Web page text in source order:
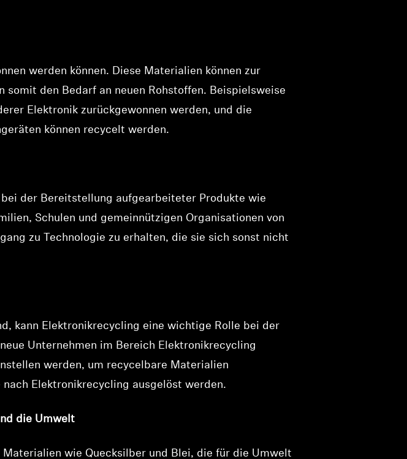
werden können. Diese Materialien können zur
den Bedarf an neuen Rohstoffen. Beispielsweise
Elektronik zurückgewonnen werden, und die
können recycelt werden.
der Bereitstellung aufgearbeiteter Produkte wie
Schulen und gemeinnützigen Organisationen von
zu Technologie zu erhalten, die sie sich sonst nicht
kann Elektronikrecycling eine wichtige Rolle bei der
Unternehmen im Bereich Elektronikrecycling
werden, um recycelbare Materialien
Elektronikrecycling ausgelöst werden.
die Umwelt
wie Quecksilber und Blei, die für die Umwelt